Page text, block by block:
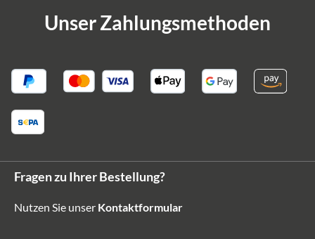
Unser Zahlungsmethoden
Fragen zu Ihrer Bestellung?
Nutzen Sie unser Kontaktformular